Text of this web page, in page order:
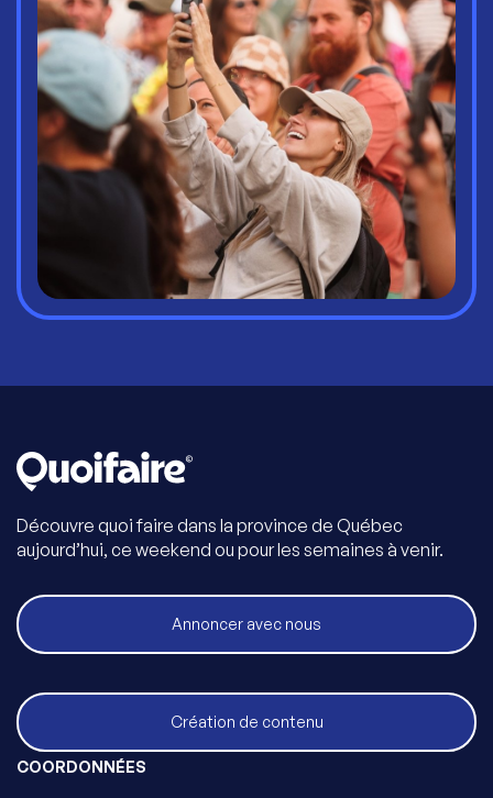
Découvre quoi faire dans la province de Québec
aujourd’hui, ce weekend ou pour les semaines à venir.
Annoncer avec nous
Création de contenu
COORDONNÉES